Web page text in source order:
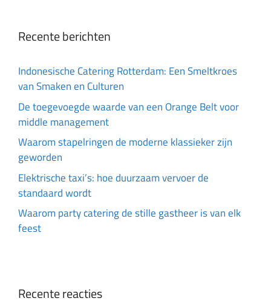
Recente berichten
Indonesische Catering Rotterdam: Een Smeltkroes
van Smaken en Culturen
De toegevoegde waarde van een Orange Belt voor
middle management
Waarom stapelringen de moderne klassieker zijn
geworden
Elektrische taxi’s: hoe duurzaam vervoer de
standaard wordt
Waarom party catering de stille gastheer is van elk
feest
Recente reacties